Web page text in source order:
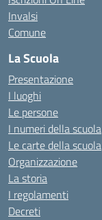
Invalsi
Comune
La Scuola
Presentazione
I luoghi
Le persone
I numeri della scuola
Le carte della scuola
Organizzazione
La storia
I regolamenti
Decreti